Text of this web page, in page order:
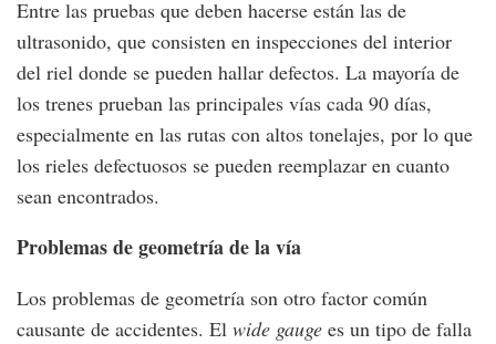
Entre las pruebas que deben hacerse están las de
ultrasonido, que consisten en inspecciones del interior
del riel donde se pueden hallar defectos. La mayoría de
los trenes prueban las principales vías cada 90 días,
especialmente en las rutas con altos tonelajes, por lo que
los rieles defectuosos se pueden reemplazar en cuanto
sean encontrados.
Problemas de geometría de la vía
Los problemas de geometría son otro factor común
causante de accidentes. El wide gauge es un tipo de falla